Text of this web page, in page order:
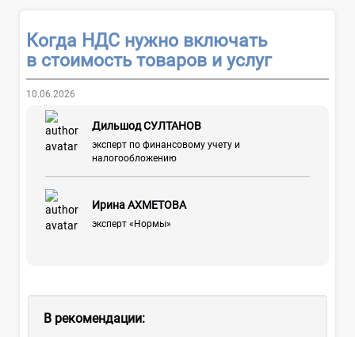
Когда НДС нужно включать
в стоимость товаров и услуг
10.06.2026
Дильшод СУЛТАНОВ
эксперт по финансовому учету и
налогообложению
Ирина АХМЕТОВА
эксперт «Нормы»
В рекомендации: